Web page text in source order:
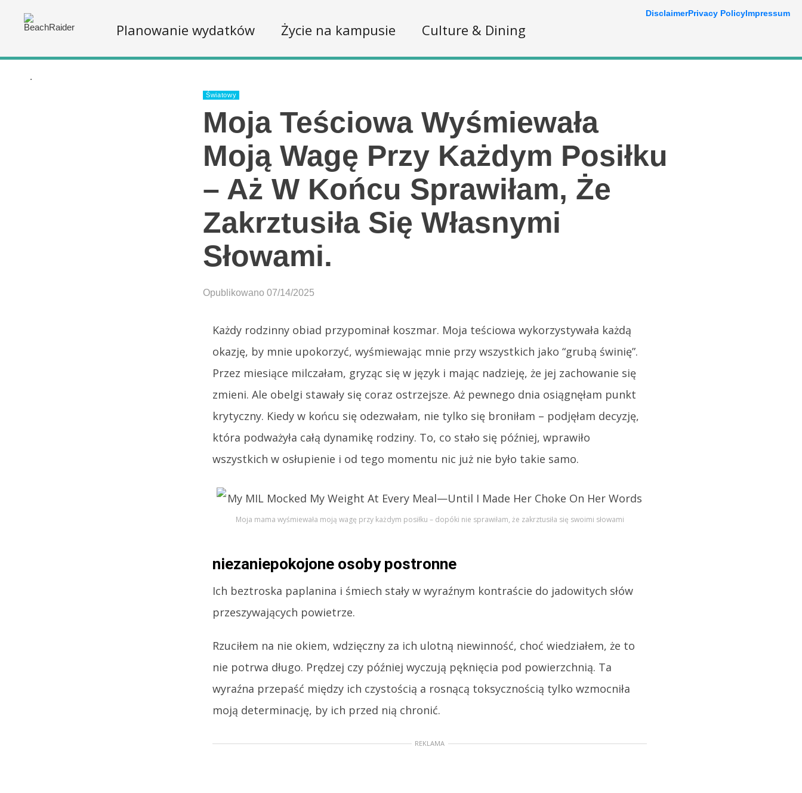
Planowanie wydatków Życie na kampusie Culture & Dining
.
Światowy
Moja Teściowa Wyśmiewała
Moją Wagę Przy Każdym Posiłku
– Aż W Końcu Sprawiłam, Że
Zakrztusiła Się Własnymi
Słowami.
Opublikowano 07/14/2025
Każdy rodzinny obiad przypominał koszmar. Moja teściowa wykorzystywała każdą
okazję, by mnie upokorzyć, wyśmiewając mnie przy wszystkich jako “grubą świnię”.
Przez miesiące milczałam, gryząc się w język i mając nadzieję, że jej zachowanie się
zmieni. Ale obelgi stawały się coraz ostrzejsze. Aż pewnego dnia osiągnęłam punkt
krytyczny. Kiedy w końcu się odezwałam, nie tylko się broniłam – podjęłam decyzję,
która podważyła całą dynamikę rodziny. To, co stało się później, wprawiło
wszystkich w osłupienie i od tego momentu nic już nie było takie samo.
Moja mama wyśmiewała moją wagę przy każdym posiłku – dopóki nie sprawiłam, że zakrztusiła się swoimi słowami
niezaniepokojone osoby postronne
Ich beztroska paplanina i śmiech stały w wyraźnym kontraście do jadowitych słów
przeszywających powietrze.
Rzuciłem na nie okiem, wdzięczny za ich ulotną niewinność, choć wiedziałem, że to
nie potrwa długo. Prędzej czy później wyczują pęknięcia pod powierzchnią. Ta
wyraźna przepaść między ich czystością a rosnącą toksycznością tylko wzmocniła
moją determinację, by ich przed nią chronić.
REKLAMA
DisclaimerPrivacy PolicyImpressum